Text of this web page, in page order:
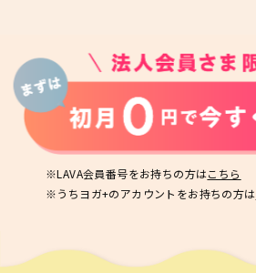
※LAVA会員番号をお持ちの方はこちら
※うちヨガ+のアカウントをお持ちの方は